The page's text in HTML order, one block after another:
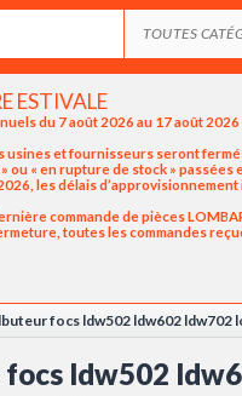
ESTIVALE
du 7 août 2026 au 17 août 2026
usines et fournisseurs seront
ou « en rupture de stock »
les délais
commande de pièces
toutes les commandes
focs ldw502 ldw602
ldw502